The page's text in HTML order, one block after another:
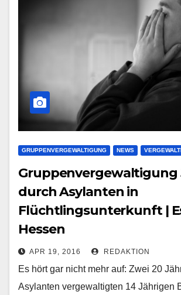
GRUPPENVERGEWALTIGUNG NEWS
Gruppenvergewaltigung
durch Asylanten in
Flüchtlingsunterkunft |
Hessen
APR 19, 2016 REDAKTION
Es hört gar nicht mehr auf: Zwei 20
Asylanten vergewaltigten 14 Jährigen